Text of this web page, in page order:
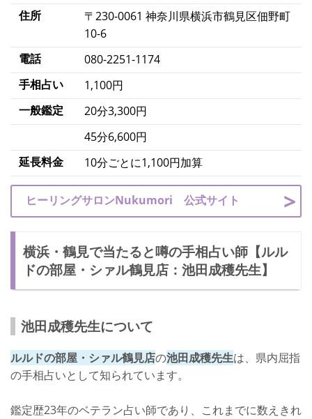
住所
〒230-0061 神奈川県横浜市鶴見区佃野町
10-6
電話
080-2251-1174
手相占い
1,100円
一般鑑定
20分3,300円
45分6,600円
延長料金
10分ごとに1,100円加算
ヒーリングサロンNukumori 公式サイト
横浜・鶴見で当たると噂の手相占い師【ルル
ドの部屋・シァル鶴見店：池田成穫先生】
池田成穫先生について
ルルドの部屋・シァル鶴見店の池田成穫先生は、県内屈指
の手相占いとして知られています。
鑑定歴23年のベテラン占い師であり、これまでに数えきれ